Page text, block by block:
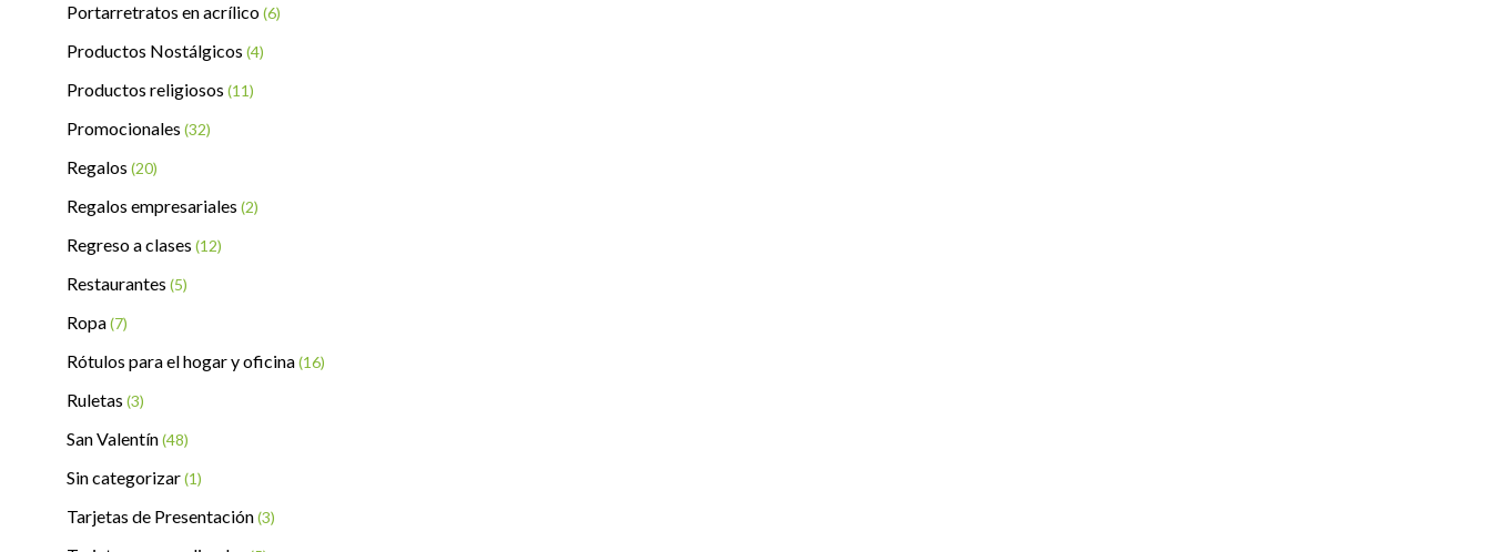
Portarretratos en acrílico(6)
Productos Nostálgicos (4)
Productos religiosos (11)
Promocionales (32)
Regalos (20)
Regalos empresariales (2)
Regreso a clases (12)
Restaurantes (5)
Ropa(7)
Rótulos para el hogar y oficina(16)
Ruletas (3)
San Valentín(48)
Sin categorizar(1)
Tarjetas de Presentación(3)